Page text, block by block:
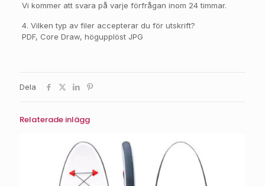
Vi kommer att svara på varje förfrågan inom 24 timmar.
4. Vilken typ av filer accepterar du för utskrift?
PDF, Core Draw, högupplöst JPG
Dela
Relaterade inlägg